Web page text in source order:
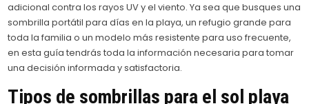
adicional contra los rayos UV y el viento. Ya sea que busques una
sombrilla portátil para días en la playa, un refugio grande para
toda la familia o un modelo más resistente para uso frecuente,
en esta guía tendrás toda la información necesaria para tomar
una decisión informada y satisfactoria.
Tipos de sombrillas para el sol playa